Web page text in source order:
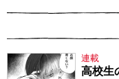
連載
高校生